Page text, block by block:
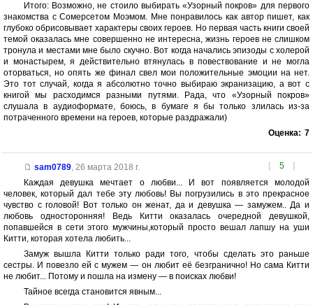
Итого: Возможно, не стоило выбирать «Узорный покров» для первого
знакомства с Сомерсетом Моэмом. Мне понравилось как автор пишет, как
глубоко обрисовывает характеры своих героев. Но первая часть книги своей
темой оказалась мне совершенно не интересна, жизнь героев не слишком
тронула и местами мне было скучно. Вот когда начались эпизоды с холерой
и монастырем, я действительно втянулась в повествование и не могла
оторваться, но опять же финал свел мои положительные эмоции на нет.
Это тот случай, когда я абсолютно точно выбираю экранизацию, а вот с
книгой мы расходимся разными путями. Рада, что «Узорный покров»
слушала в аудиоформате, боюсь, в бумаге я бы только злилась из-за
потраченного времени на героев, которые раздражали)
Оценка: 7
[ 5 ]
sam0789, 26 марта 2018 г.
Каждая девушка мечтает о любви... И вот появляется молодой
человек, который дал тебе эту любовь! Вы погрузились в это прекрасное
чувство с головой! Вот только он женат, да и девушка — замужем.. Да и
любовь односторонняя! Ведь Китти оказалась очередной девушкой,
попавшейся в сети этого мужчины,который просто вешал лапшу на уши
Китти, которая хотела любить...
Замуж вышла Китти только ради того, чтобы сделать это раньше
сестры. И повезло ей с мужем — он любит её безгранично! Но сама Китти
не любит... Потому и пошла на измену — в поисках любви!
Тайное всегда становится явным...